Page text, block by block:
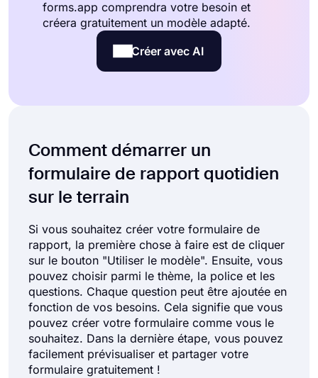
forms.app comprendra votre besoin et
créera gratuitement un modèle adapté.
Créer avec AI
Comment démarrer un
formulaire de rapport quotidien
sur le terrain
Si vous souhaitez créer votre formulaire de
rapport, la première chose à faire est de cliquer
sur le bouton "Utiliser le modèle". Ensuite, vous
pouvez choisir parmi le thème, la police et les
questions. Chaque question peut être ajoutée en
fonction de vos besoins. Cela signifie que vous
pouvez créer votre formulaire comme vous le
souhaitez. Dans la dernière étape, vous pouvez
facilement prévisualiser et partager votre
formulaire gratuitement !